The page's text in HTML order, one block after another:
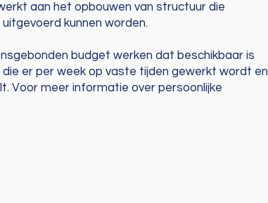
aan het opbouwen van structuur die
kunnen worden.
budget werken dat beschikbaar is
er per week op vaste tijden gewerkt wordt en
Voor meer informatie over persoonlijke